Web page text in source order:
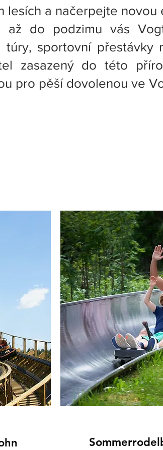
lesích a načerpejte novou
až do podzimu vás
túry, sportovní přestávky
zasazený do této
pro pěší dovolenou ve